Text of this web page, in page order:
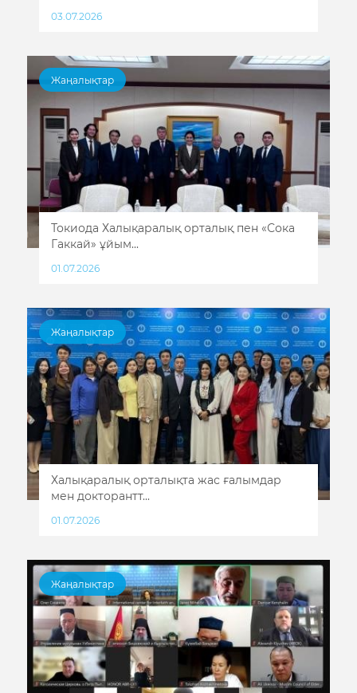
03.07.2026
Жаңалықтар
Токиода Халықаралық орталық пен «Сока
Гаккай» ұйым...
01.07.2026
Жаңалықтар
Халықаралық орталықта жас ғалымдар
мен докторантт...
01.07.2026
Жаңалықтар